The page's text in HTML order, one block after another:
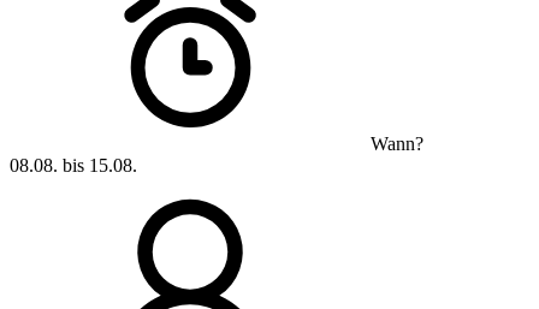
Wann?
08.08. bis 15.08.